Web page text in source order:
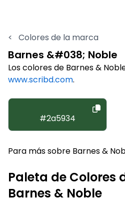
< Colores de la marca
Barnes &#038; Noble
Los colores de Barnes &
www.scribd.com.
#2a5934
Para más sobre Barnes &
Paleta de Colores
Barnes & Noble